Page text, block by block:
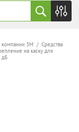
компании 3M / Средства
на каску для
дБ